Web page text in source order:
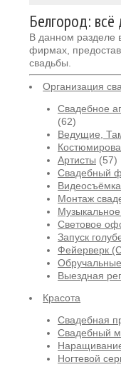
Белгород:
В данном разделе
фирмах,
свадьбы.
Организация
Свадебное
(62)
Ведущие,
Артисты (57)
Свадебный
Монтаж
Световое
Запуск
Фейерверк
Выездная
Красота
Свадебная
Свадебный
Ногтевой